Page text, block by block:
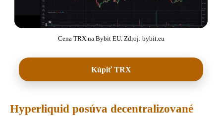
Cena TRX na Bybit EU. Zdroj: bybit.eu
Kúpiť TRX
Hyperliquid posúva decentralizované